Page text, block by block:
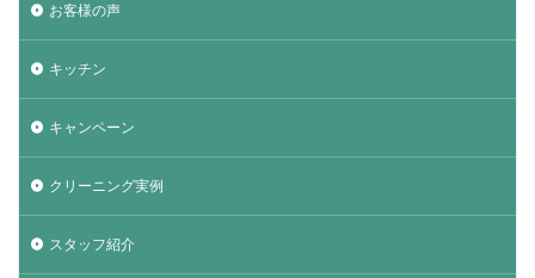
お客様の声
キッチン
キャンペーン
クリーニング実例
スタッフ紹介